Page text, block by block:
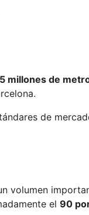
millones de
de
volumen
el 90